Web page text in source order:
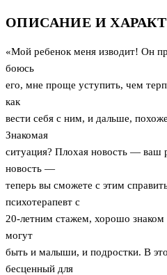
ОПИСАНИЕ И
«Мой ребенок меня изводит! Он
боюсь
его, мне проще уступить, чем
как
вести себя с ним, и дальше,
Знакомая
ситуация? Плохая новость — ваш
новость —
теперь вы сможете с этим
психотерапевт с
20-летним стажем, хорошо
могут
быть и малыши, и подростки. В
бесценный для